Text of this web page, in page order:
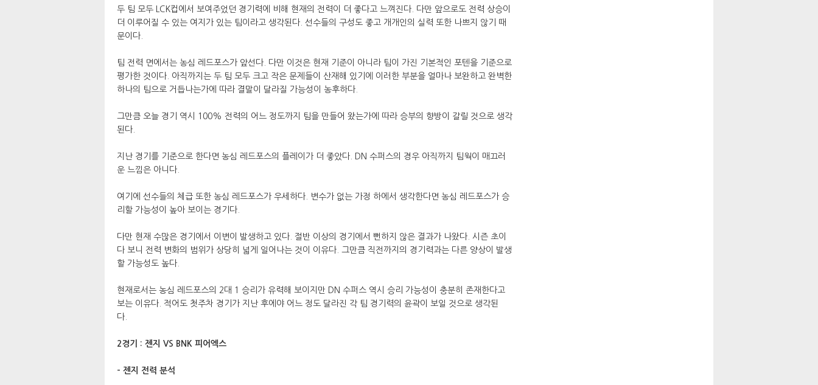
두 팀 모두 LCK컵에서 보여주었던 경기력에 비해 현재의 전력이 더 좋다고 느껴진다. 다만 앞으로도 전력 상승이
더 이루어질 수 있는 여지가 있는 팀이라고 생각된다. 선수들의 구성도 좋고 개개인의 실력 또한 나쁘지 않기 때
문이다.
팀 전력 면에서는 농심 레드포스가 앞선다. 다만 이것은 현재 기준이 아니라 팀이 가진 기본적인 포텐을 기준으로
평가한 것이다. 아직까지는 두 팀 모두 크고 작은 문제들이 산재해 있기에 이러한 부분을 얼마나 보완하고 완벽한
하나의 팀으로 거듭나는가에 따라 결말이 달라질 가능성이 농후하다.
그만큼 오늘 경기 역시 100% 전력의 어느 정도까지 팀을 만들어 왔는가에 따라 승부의 향방이 갈릴 것으로 생각
된다.
지난 경기를 기준으로 한다면 농심 레드포스의 플레이가 더 좋았다. DN 수퍼스의 경우 아직까지 팀웍이 매끄러
운 느낌은 아니다.
여기에 선수들의 체급 또한 농심 레드포스가 우세하다. 변수가 없는 가정 하에서 생각한다면 농심 레드포스가 승
리할 가능성이 높아 보이는 경기다.
다만 현재 수많은 경기에서 이변이 발생하고 있다. 절반 이상의 경기에서 뻔하지 않은 결과가 나왔다. 시즌 초이
다 보니 전력 변화의 범위가 상당히 넓게 일어나는 것이 이유다. 그만큼 직전까지의 경기력과는 다른 양상이 발생
할 가능성도 높다.
현재로서는 농심 레드포스의 2대 1 승리가 유력해 보이지만 DN 수퍼스 역시 승리 가능성이 충분히 존재한다고
보는 이유다. 적어도 첫주차 경기가 지난 후에야 어느 정도 달라진 각 팀 경기력의 윤곽이 보일 것으로 생각된
다.
2경기 : 젠지 VS BNK 피어엑스
- 젠지 전력 분석